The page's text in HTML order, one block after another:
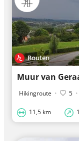
Routen
Muur van
Hikingroute · 5 ·
11,5 km